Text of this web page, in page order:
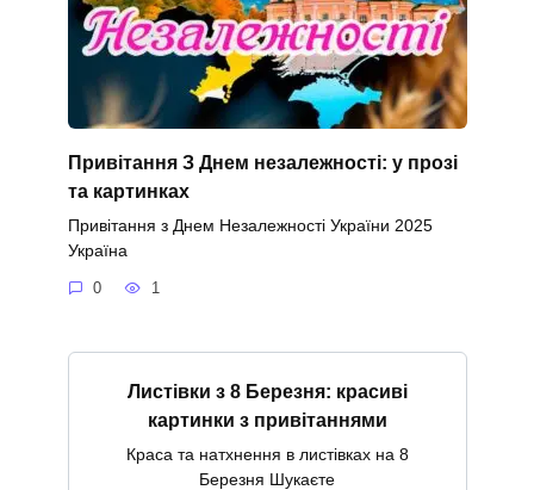
Привітання З Днем незалежності: у прозі
та картинках
Привітання з Днем Незалежності України 2025
Україна
0 1
Листівки з 8 Березня: красиві
картинки з привітаннями
Краса та натхнення в листівках на 8
Березня Шукаєте